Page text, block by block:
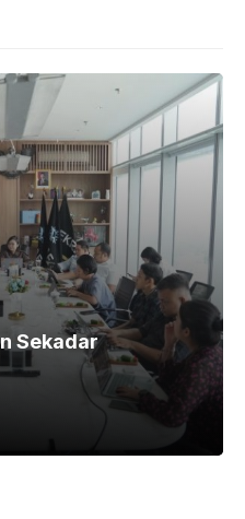
Sekadar